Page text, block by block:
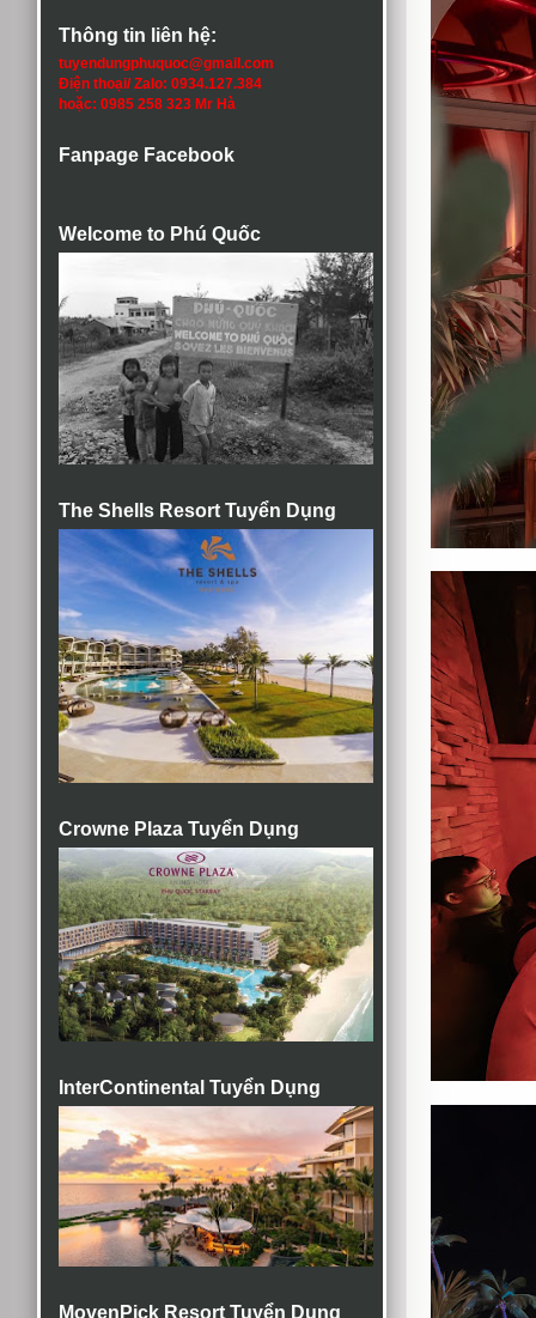
Thông tin liên hệ:
tuyendungphuquoc@gmail.com
Điện thoại/ Zalo: 0934.127.384
hoặc: 0985 258 323 Mr Hà
Fanpage Facebook
Welcome to Phú Quốc
The Shells Resort Tuyển Dụng
Crowne Plaza Tuyển Dụng
InterContinental Tuyển Dụng
MovenPick Resort Tuyển Dụng